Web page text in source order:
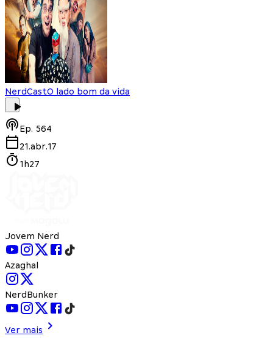
NerdCastO lado bom da vida
Ep. 564
21.abr.17
1h27
Jovem Nerd
Azaghal
NerdBunker
Ver mais